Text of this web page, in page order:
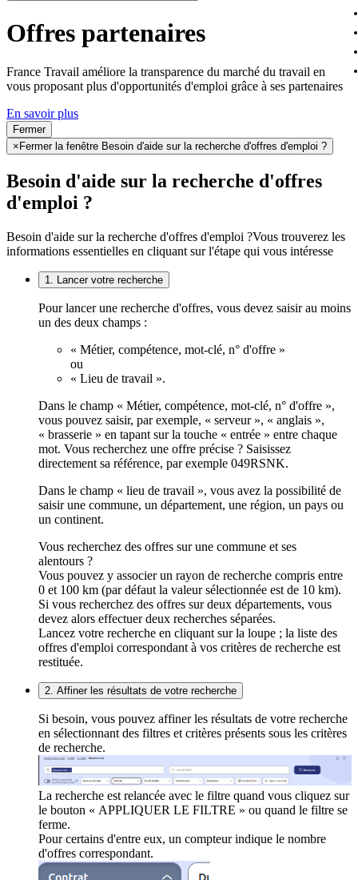
Offres partenaires
France Travail améliore la transparence du marché du travail en
vous proposant plus d'opportunités d'emploi grâce à ses partenaires
En savoir plus
Fermer
× Fermer la fenêtre Besoin d'aide sur la recherche d'offres d'emploi ?
Besoin d'aide sur la recherche d'offres
d'emploi ?
Besoin d'aide sur la recherche d'offres d'emploi ?Vous trouverez les
informations essentielles en cliquant sur l'étape qui vous intéresse
1. Lancer votre recherche
Pour lancer une recherche d'offres, vous devez saisir au moins
un des deux champs :
« Métier, compétence, mot-clé, n° d'offre »
ou
« Lieu de travail ».
Dans le champ « Métier, compétence, mot-clé, n° d'offre »,
vous pouvez saisir, par exemple, « serveur », « anglais »,
« brasserie » en tapant sur la touche « entrée » entre chaque
mot. Vous recherchez une offre précise ? Saisissez
directement sa référence, par exemple 049RSNK.
Dans le champ « lieu de travail », vous avez la possibilité de
saisir une commune, un département, une région, un pays ou
un continent.
Vous recherchez des offres sur une commune et ses
alentours ?
Vous pouvez y associer un rayon de recherche compris entre
0 et 100 km (par défaut la valeur sélectionnée est de 10 km).
Si vous recherchez des offres sur deux départements, vous
devez alors effectuer deux recherches séparées.
Lancez votre recherche en cliquant sur la loupe ; la liste des
offres d'emploi correspondant à vos critères de recherche est
restituée.
2. Affiner les résultats de votre recherche
Si besoin, vous pouvez affiner les résultats de votre recherche
en sélectionnant des filtres et critères présents sous les critères
de recherche.
La recherche est relancée avec le filtre quand vous cliquez sur
le bouton « APPLIQUER LE FILTRE » ou quand le filtre se
ferme.
Pour certains d'entre eux, un compteur indique le nombre
d'offres correspondant.